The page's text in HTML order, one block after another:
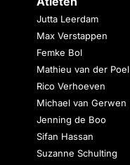
Jutta Leerdam
Max Verstappen
Femke Bol
Mathieu van der Poel
Rico Verhoeven
Michael van Gerwen
Jenning de Boo
Sifan Hassan
Suzanne Schulting